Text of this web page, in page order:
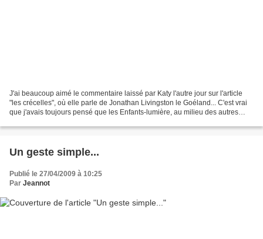
J'ai beaucoup aimé le commentaire laissé par Katy l'autre jour sur l'article
"les crécelles", où elle parle de Jonathan Livingston le Goéland... C'est vrai
que j'avais toujours pensé que les Enfants-lumière, au milieu des autres
Un geste simple...
Publié le 27/04/2009 à 10:25
Par Jeannot